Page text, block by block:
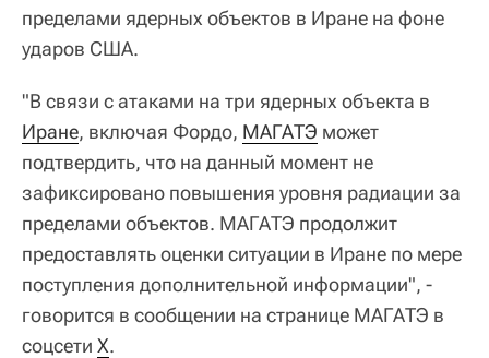
пределами ядерных объектов в Иране на фоне
ударов США.
"В связи с атаками на три ядерных объекта в
Иране, включая Фордо, МАГАТЭ может
подтвердить, что на данный момент не
зафиксировано повышения уровня радиации за
пределами объектов. МАГАТЭ продолжит
предоставлять оценки ситуации в Иране по мере
поступления дополнительной информации", -
говорится в сообщении на странице МАГАТЭ в
соцсети X.